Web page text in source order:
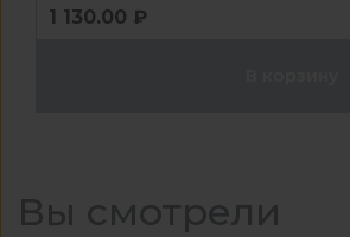
1 130.00 ₽
Вы смотрели